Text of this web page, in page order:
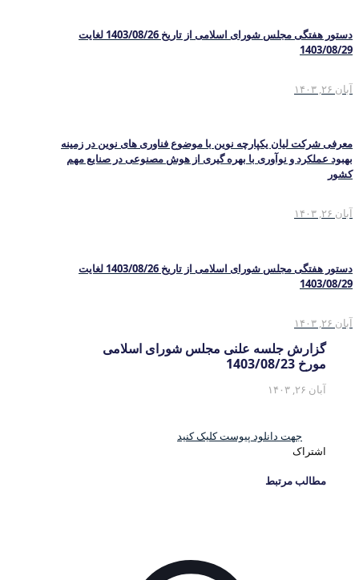
دستور هفتگی مجلس شورای اسلامی از تاریخ 1403/08/26 لغایت
1403/08/29
آبان ۲۶, ۱۴۰۳
معرفی شرکت لیان یکپارچه نوین با موضوع فناوری های نوین در زمینه
بهبود عملکرد و نوآوری با بهره گیری از هوش مصنوعی در صنایع مهم
کشور
آبان ۲۶, ۱۴۰۳
دستور هفتگی مجلس شورای اسلامی از تاریخ 1403/08/26 لغایت
1403/08/29
آبان ۲۶, ۱۴۰۳
گزارش جلسه علنی مجلس شورای اسلامی
مورخ 1403/08/23
آبان ۲۶, ۱۴۰۳
جهت دانلود پیوست کلیک کنید
اشتراک
مطالب مرتبط